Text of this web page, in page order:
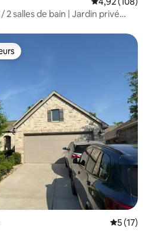
2 salles de bain | Jardin privé
les plus appréciés
5 (17)